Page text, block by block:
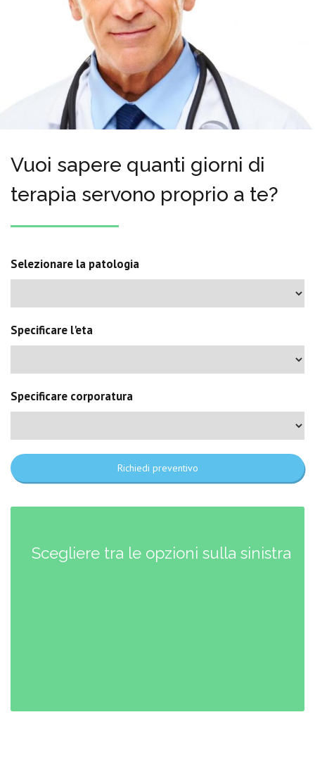
Vuoi sapere quanti giorni di
terapia servono proprio a te?
Selezionare la patologia
Specificare l'eta
Specificare corporatura
Richiedi preventivo
Scegliere tra le opzioni sulla sinistra